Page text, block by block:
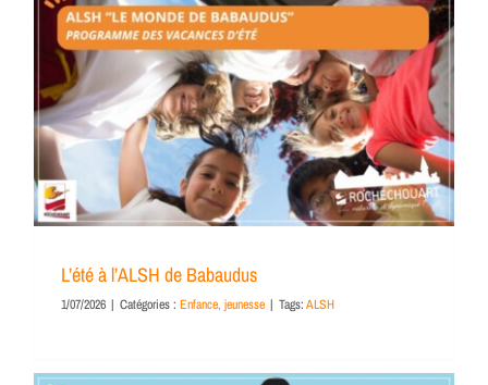
L’été à l’ALSH de Babaudus
1/07/2026 | Catégories : Enfance, jeunesse | Tags:ALSH